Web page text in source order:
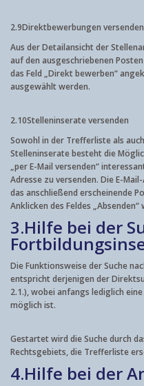
2.9Direktbewerbungen versenden
Aus der Detailansicht der
auf den ausgeschriebenen
das Feld „Direkt bewerben“
ausgewählt werden.
2.10Stelleninserate versenden
Sowohl in der Trefferliste als
Stelleninserate besteht die
„per E-Mail versenden“
Adresse zu versenden. Die E-
das anschließend erscheinende
Anklicken des Feldes
3.Hilfe bei der
Die Funktionsweise der Suche
entspricht derjenigen der
2.1.), wobei anfangs lediglich
möglich ist.
Gestartet wird die Suche durch
Rechtsgebiets, die Trefferliste
4.Hilfe bei der